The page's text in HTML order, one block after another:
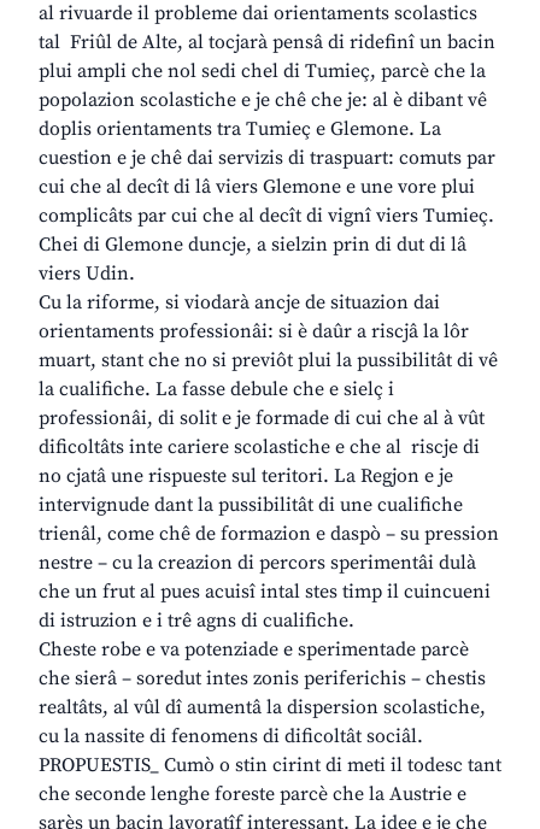
al rivuarde il probleme dai orientaments scolastics
tal Friûl de Alte, al tocjarà pensâ di ridefinî un bacin
plui ampli che nol sedi chel di Tumieç, parcè che la
popolazion scolastiche e je chê che je: al è dibant vê
doplis orientaments tra Tumieç e Glemone. La
cuestion e je chê dai servizis di traspuart: comuts par
cui che al decît di lâ viers Glemone e une vore plui
complicâts par cui che al decît di vignî viers Tumieç.
Chei di Glemone duncje, a sielzin prin di dut di lâ
viers Udin.
Cu la riforme, si viodarà ancje de situazion dai
orientaments professionâi: si è daûr a riscjâ la lôr
muart, stant che no si previôt plui la pussibilitât di vê
la cualifiche. La fasse debule che e sielç i
professionâi, di solit e je formade di cui che al à vût
dificoltâts inte cariere scolastiche e che al riscje di
no cjatâ une rispueste sul teritori. La Regjon e je
intervignude dant la pussibilitât di une cualifiche
trienâl, come chê de formazion e daspò – su pression
nestre – cu la creazion di percors sperimentâi dulà
che un frut al pues acuisî intal stes timp il cuincueni
di istruzion e i trê agns di cualifiche.
Cheste robe e va potenziade e sperimentade parcè
che sierâ – soredut intes zonis periferichis – chestis
realtâts, al vûl dî aumentâ la dispersion scolastiche,
cu la nassite di fenomens di dificoltât sociâl.
PROPUESTIS_ Cumò o stin cirint di meti il todesc tant
che seconde lenghe foreste parcè che la Austrie e
sarès un bacin lavoratîf interessant. La idee e je che